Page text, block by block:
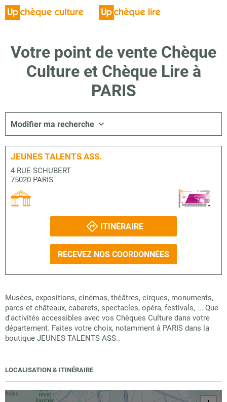
Votre point de vente Chèque
Culture et Chèque Lire à
PARIS
Modifier ma recherche
JEUNES TALENTS ASS.
4 RUE SCHUBERT
75020 PARIS
ITINÉRAIRE
RECEVEZ NOS COORDONNÉES
Musées, expositions, cinémas, théâtres, cirques, monuments,
parcs et châteaux, cabarets, spectacles, opéra, festivals, ... Que
d'activités accessibles avec vos Chèques Culture dans votre
département. Faites votre choix, notamment à PARIS dans la
boutique JEUNES TALENTS ASS..
LOCALISATION & ITINÉRAIRE